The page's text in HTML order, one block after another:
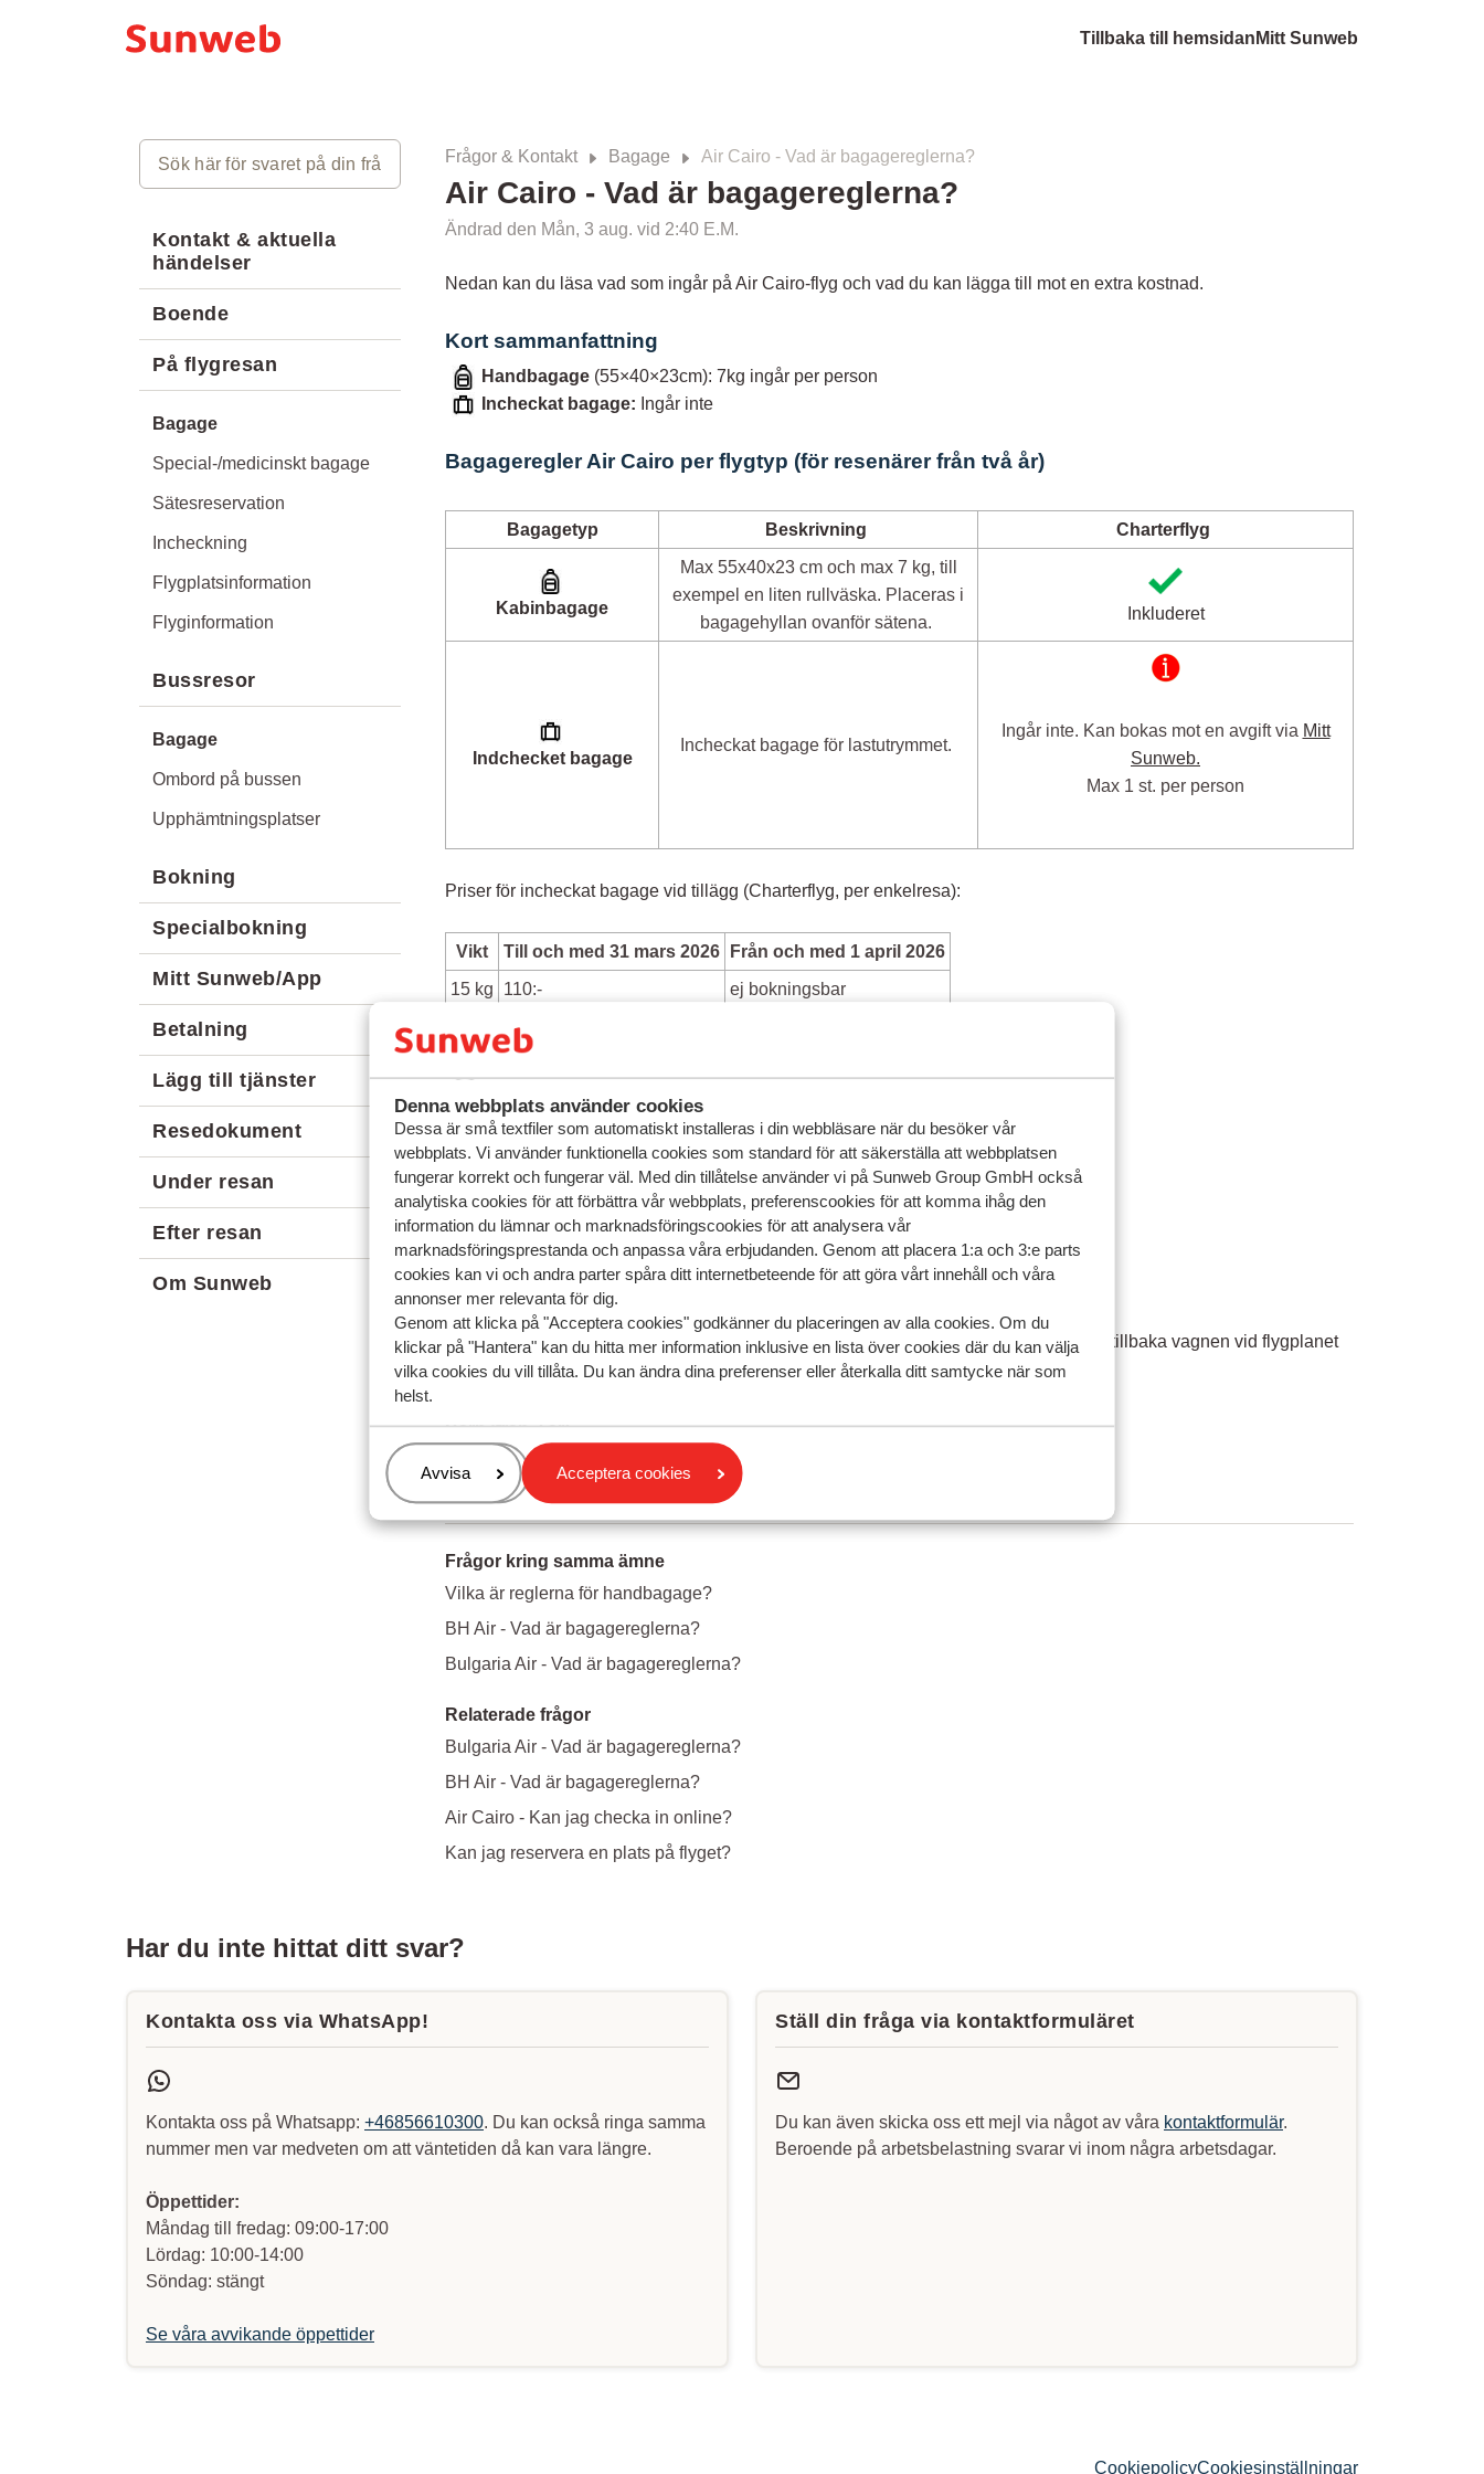
Denna webbplats använder cookies
Dessa är små textfiler som automatiskt installeras i din webbläsare när du besöker vår
webbplats. Vi använder funktionella cookies som standard för att säkerställa att webbplatsen
fungerar korrekt och fungerar väl. Med din tillåtelse använder vi på Sunweb Group GmbH också
analytiska cookies för att förbättra vår webbplats, preferenscookies för att komma ihåg den
information du lämnar och marknadsföringscookies för att analysera vår
marknadsföringsprestanda och anpassa våra erbjudanden. Genom att placera 1:a och 3:e parts
cookies kan vi och andra parter spåra ditt internetbeteende för att göra vårt innehåll och våra
annonser mer relevanta för dig.
Genom att klicka på "Acceptera cookies" godkänner du placeringen av alla cookies. Om du
klickar på "Hantera" kan du hitta mer information inklusive en lista över cookies där du kan välja
vilka cookies du vill tillåta. Du kan ändra dina preferenser eller återkalla ditt samtycke när som
helst.
Hantera
Avvisa Acceptera cookies
Tillbaka till hemsidan Mitt Sunweb
Kontakt & aktuella
händelser
Boende
På flygresan
Bagage
Special-/medicinskt bagage
Sätesreservation
Incheckning
Flygplatsinformation
Flyginformation
Bussresor
Bagage
Ombord på bussen
Upphämtningsplatser
Bokning
Specialbokning
Mitt Sunweb/App
Betalning
Lägg till tjänster
Resedokument
Under resan
Efter resan
Om Sunweb
Frågor & Kontakt Bagage Air Cairo - Vad är bagagereglerna?
Air Cairo - Vad är bagagereglerna?
Ändrad den Mån, 3 aug. vid 2:40 E.M.
Nedan kan du läsa vad som ingår på Air Cairo-flyg och vad du kan lägga till mot en extra kostnad.
Kort sammanfattning
Hand bagage (55×40×23cm): 7kg ingår per person
Incheckat bagage: Ingår inte
Bagageregler Air Cairo per flygtyp (för resenärer från två år)
Bagagetyp Beskrivning Charterflyg
Kabin bagage
Max 55x40x23 cm och max 7 kg, till
exempel en liten rullväska. Placeras i
bagagehyllan ovanför sätena.
Inkluderet
Indchecket bagage
Incheckat bagage för lastutrymmet.
Ingår inte. Kan bokas mot en avgift via Mitt
Sunweb.
Max 1 st. per person
Priser för incheckat bagage vid tillägg (Charterflyg, per enkelresa):
Vikt Till och med 31 mars 2026
Från och med 1 april 2026
15 kg
110:-
ej bokningsbar
125:-
Om ditt incheckade bagage är för tungt betalar du extra avgifter på flygplatsen.
Bagageregler för spädbarn och barn
Bebis (upp till 1 år)
10 kg handbagage ingår
Inget incheckat bagage ingår
Du får även ta med barnvagn, sulky eller bilbarnstol gratis. Det varierar om du får tillbaka vagnen vid flygplanet
eller bagagebandet. Fråga kabinpersonalen
Barn (från 2 år)
Följer standardbagagereglerna enligt ovan.
Frågor kring samma ämne
Vilka är reglerna för handbagage?
BH Air - Vad är bagagereglerna?
Bulgaria Air - Vad är bagagereglerna?
Relaterade frågor
Bulgaria Air - Vad är bagagereglerna?
BH Air - Vad är bagagereglerna?
Air Cairo - Kan jag checka in online?
Kan jag reservera en plats på flyget?
Har du inte hittat ditt svar?
Kontakta oss via WhatsApp!
Kontakta oss på Whatsapp: +46856610300. Du kan också ringa samma
nummer men var medveten om att väntetiden då kan vara längre.
Öppettider:
Måndag till fredag: 09:00-17:00
Lördag: 10:00-14:00
Söndag: stängt
Se våra avvikande öppettider
Ställ din fråga via kontaktformuläret
Du kan även skicka oss ett mejl via något av våra kontaktformulär.
Beroende på arbetsbelastning svarar vi inom några arbetsdagar.
CookiepolicyCookiesinställningar